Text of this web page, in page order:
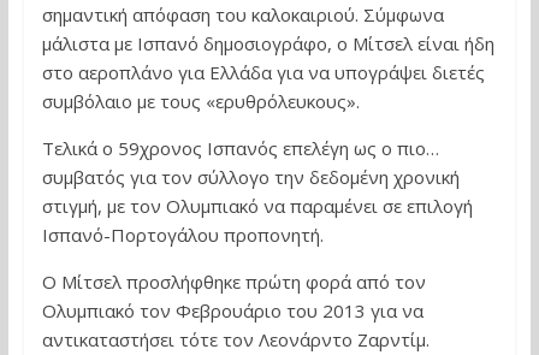
σημαντική απόφαση του καλοκαιριού. Σύμφωνα
μάλιστα με Ισπανό δημοσιογράφο, ο Μίτσελ είναι ήδη
στο αεροπλάνο για Ελλάδα για να υπογράψει διετές
συμβόλαιο με τους «ερυθρόλευκους».
Τελικά ο 59χρονος Ισπανός επελέγη ως ο πιο…
συμβατός για τον σύλλογο την δεδομένη χρονική
στιγμή, με τον Ολυμπιακό να παραμένει σε επιλογή
Ισπανό-Πορτογάλου προπονητή.
Ο Μίτσελ προσλήφθηκε πρώτη φορά από τον
Ολυμπιακό τον Φεβρουάριο του 2013 για να
αντικαταστήσει τότε τον Λεονάρντο Ζαρντίμ.